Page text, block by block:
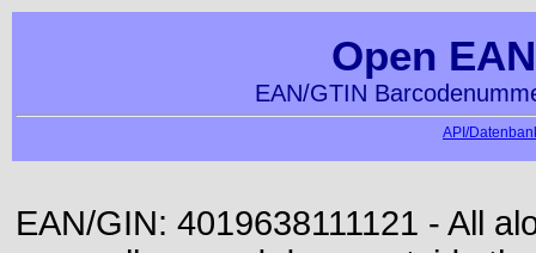
Open
EAN/GTIN
API/
EAN/GIN: 4019638111121 - All